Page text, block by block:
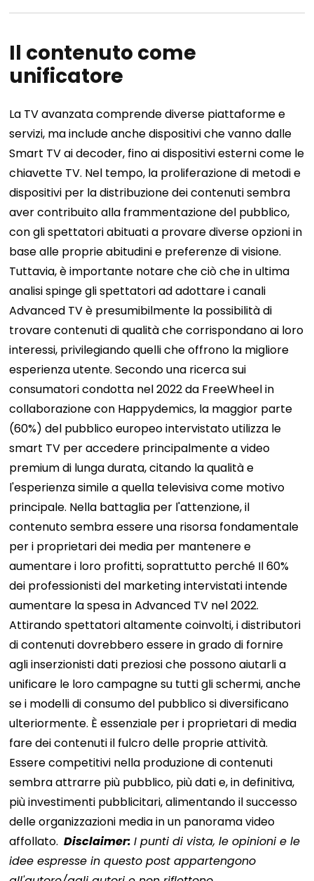
Il contenuto come
unificatore
La TV avanzata comprende diverse piattaforme e
servizi, ma include anche dispositivi che vanno dalle
Smart TV ai decoder, fino ai dispositivi esterni come le
chiavette TV. Nel tempo, la proliferazione di metodi e
dispositivi per la distribuzione dei contenuti sembra
aver contribuito alla frammentazione del pubblico,
con gli spettatori abituati a provare diverse opzioni in
base alle proprie abitudini e preferenze di visione.
Tuttavia, è importante notare che ciò che in ultima
analisi spinge gli spettatori ad adottare i canali
Advanced TV è presumibilmente la possibilità di
trovare contenuti di qualità che corrispondano ai loro
interessi, privilegiando quelli che offrono la migliore
esperienza utente. Secondo una ricerca sui
consumatori condotta nel 2022 da FreeWheel in
collaborazione con Happydemics, la maggior parte
(60%) del pubblico europeo intervistato utilizza le
smart TV per accedere principalmente a video
premium di lunga durata, citando la qualità e
l'esperienza simile a quella televisiva come motivo
principale. Nella battaglia per l'attenzione, il
contenuto sembra essere una risorsa fondamentale
per i proprietari dei media per mantenere e
aumentare i loro profitti, soprattutto perché Il 60%
dei professionisti del marketing intervistati intende
aumentare la spesa in Advanced TV nel 2022.
Attirando spettatori altamente coinvolti, i distributori
di contenuti dovrebbero essere in grado di fornire
agli inserzionisti dati preziosi che possono aiutarli a
unificare le loro campagne su tutti gli schermi, anche
se i modelli di consumo del pubblico si diversificano
ulteriormente. È essenziale per i proprietari di media
fare dei contenuti il ​​fulcro delle proprie attività.
Essere competitivi nella produzione di contenuti
sembra attrarre più pubblico, più dati e, in definitiva,
più investimenti pubblicitari, alimentando il successo
delle organizzazioni media in un panorama video
affollato. Disclaimer:I punti di vista, le opinioni e le
idee espresse in questo post appartengono